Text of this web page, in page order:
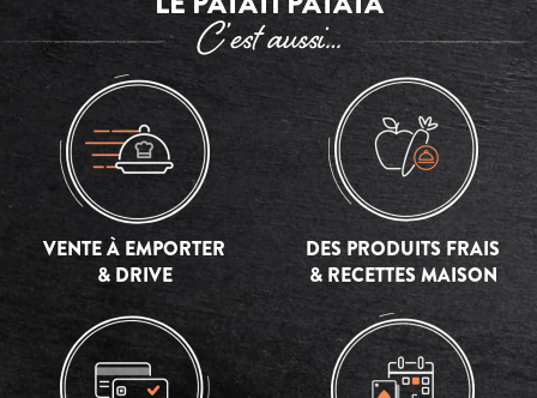
C’est aussi…
VENTE À EMPORTER
& DRIVE
DES PRODUITS FRAIS
& RECETTES MAISON